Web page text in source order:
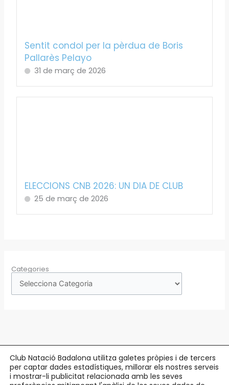
Sentit condol per la pèrdua de Boris
Pallarès Pelayo
31 de març de 2026
ELECCIONS CNB 2026: UN DIA DE CLUB
25 de març de 2026
Categories
Copyright © 2026 Club Natació Badalona |c/ Eduard Maristany, 5-7
Club Natació Badalona utilitza galetes pròpies i de tercers
per captar dades estadístiques, millorar els nostres serveis
i mostrar-li publicitat relacionada amb les seves